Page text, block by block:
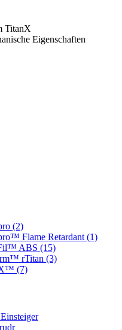
TitanX
Eigenschaften
(2)
Flame Retardant (1)
ABS (15)
rTitan (3)
(7)